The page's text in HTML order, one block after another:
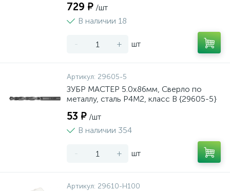
729 ₽ /шт
В наличии 18
- + шт
Артикул: 29605-5
ЗУБР МАСТЕР 5.0х86мм, Сверло по
металлу, сталь Р4М2, класс В {29605-5}
53 ₽ /шт
В наличии 354
- + шт
Артикул: 29610-H100